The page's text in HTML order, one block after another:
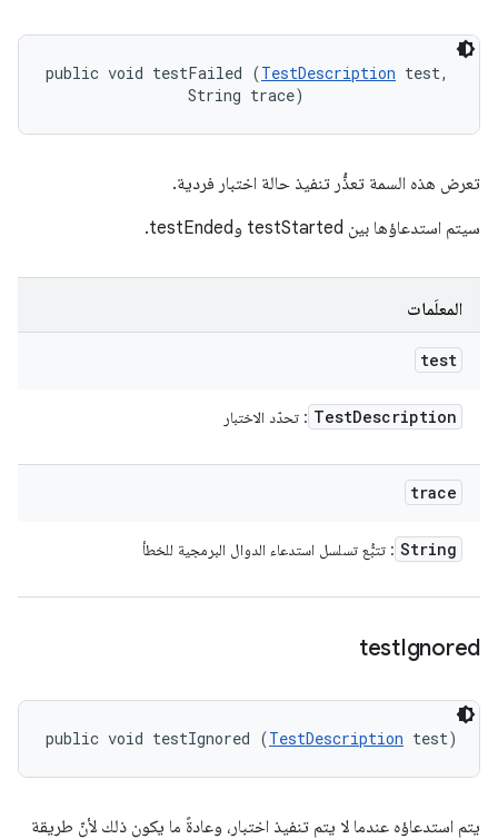
public void testFailed (TestDescription test,
                String trace)
تعرض هذه السمة تعذُّر تنفيذ حالة اختبار فردية.
سيتم استدعاؤها بين testStarted وtestEnded.
المعلَمات
test
TestDescription : تحدّد الاختبار
trace
String : تتبُّع تسلسل استدعاء الدوال البرمجية للخطأ
testIgnored
public void testIgnored (TestDescription test)
يتم استدعاؤه عندما لا يتم تنفيذ اختبار، وعادةً ما يكون ذلك لأنّ طريقة